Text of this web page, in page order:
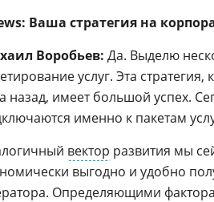
Ваша стратегия на
Воробьев: Да. Выделю
услуг. Эта
назад, имеет большой успех.
именно к пакетам
вектор развития мы
выгодно и удобно
Определяющими